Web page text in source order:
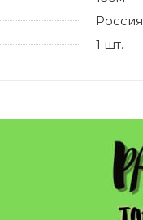
Россия
1 шт.